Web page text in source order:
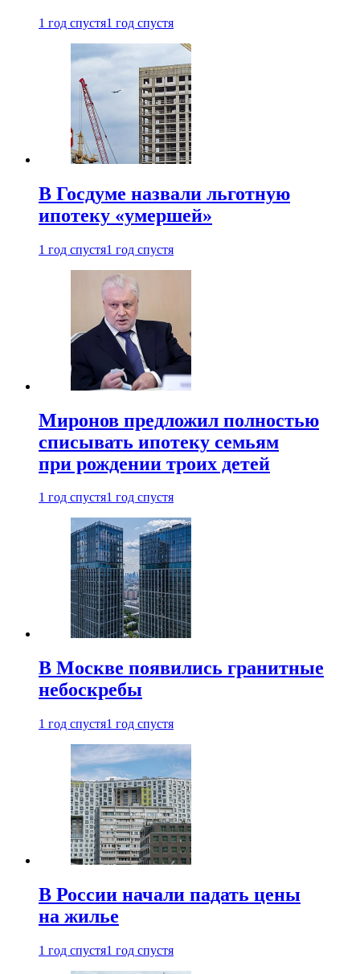
1 год спустя1 год спустя
В Госдуме назвали льготную
ипотеку «умершей»
1 год спустя1 год спустя
Миронов предложил полностью
списывать ипотеку семьям
при рождении троих детей
1 год спустя1 год спустя
В Москве появились гранитные
небоскребы
1 год спустя1 год спустя
В России начали падать цены
на жилье
1 год спустя1 год спустя